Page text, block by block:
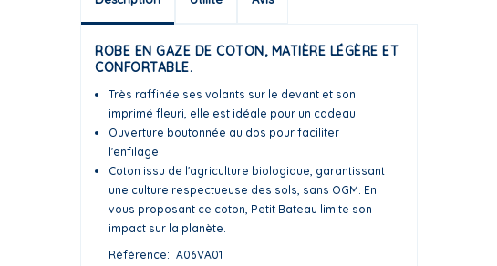
ROBE EN GAZE DE COTON, MATIÈRE LÉGÈRE ET
CONFORTABLE.
Très raffinée ses volants sur le devant et son
imprimé fleuri, elle est idéale pour un cadeau.
Ouverture boutonnée au dos pour faciliter
l'enfilage.
Coton issu de l'agriculture biologique, garantissant
une culture respectueuse des sols, sans OGM. En
vous proposant ce coton, Petit Bateau limite son
impact sur la planète.
Référence
A06VA01